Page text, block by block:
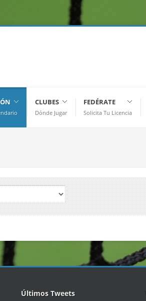
CLUBES
Dónde Jugar
FEDÉRATE
Solicita Tu Licencia
Últimos Tweets